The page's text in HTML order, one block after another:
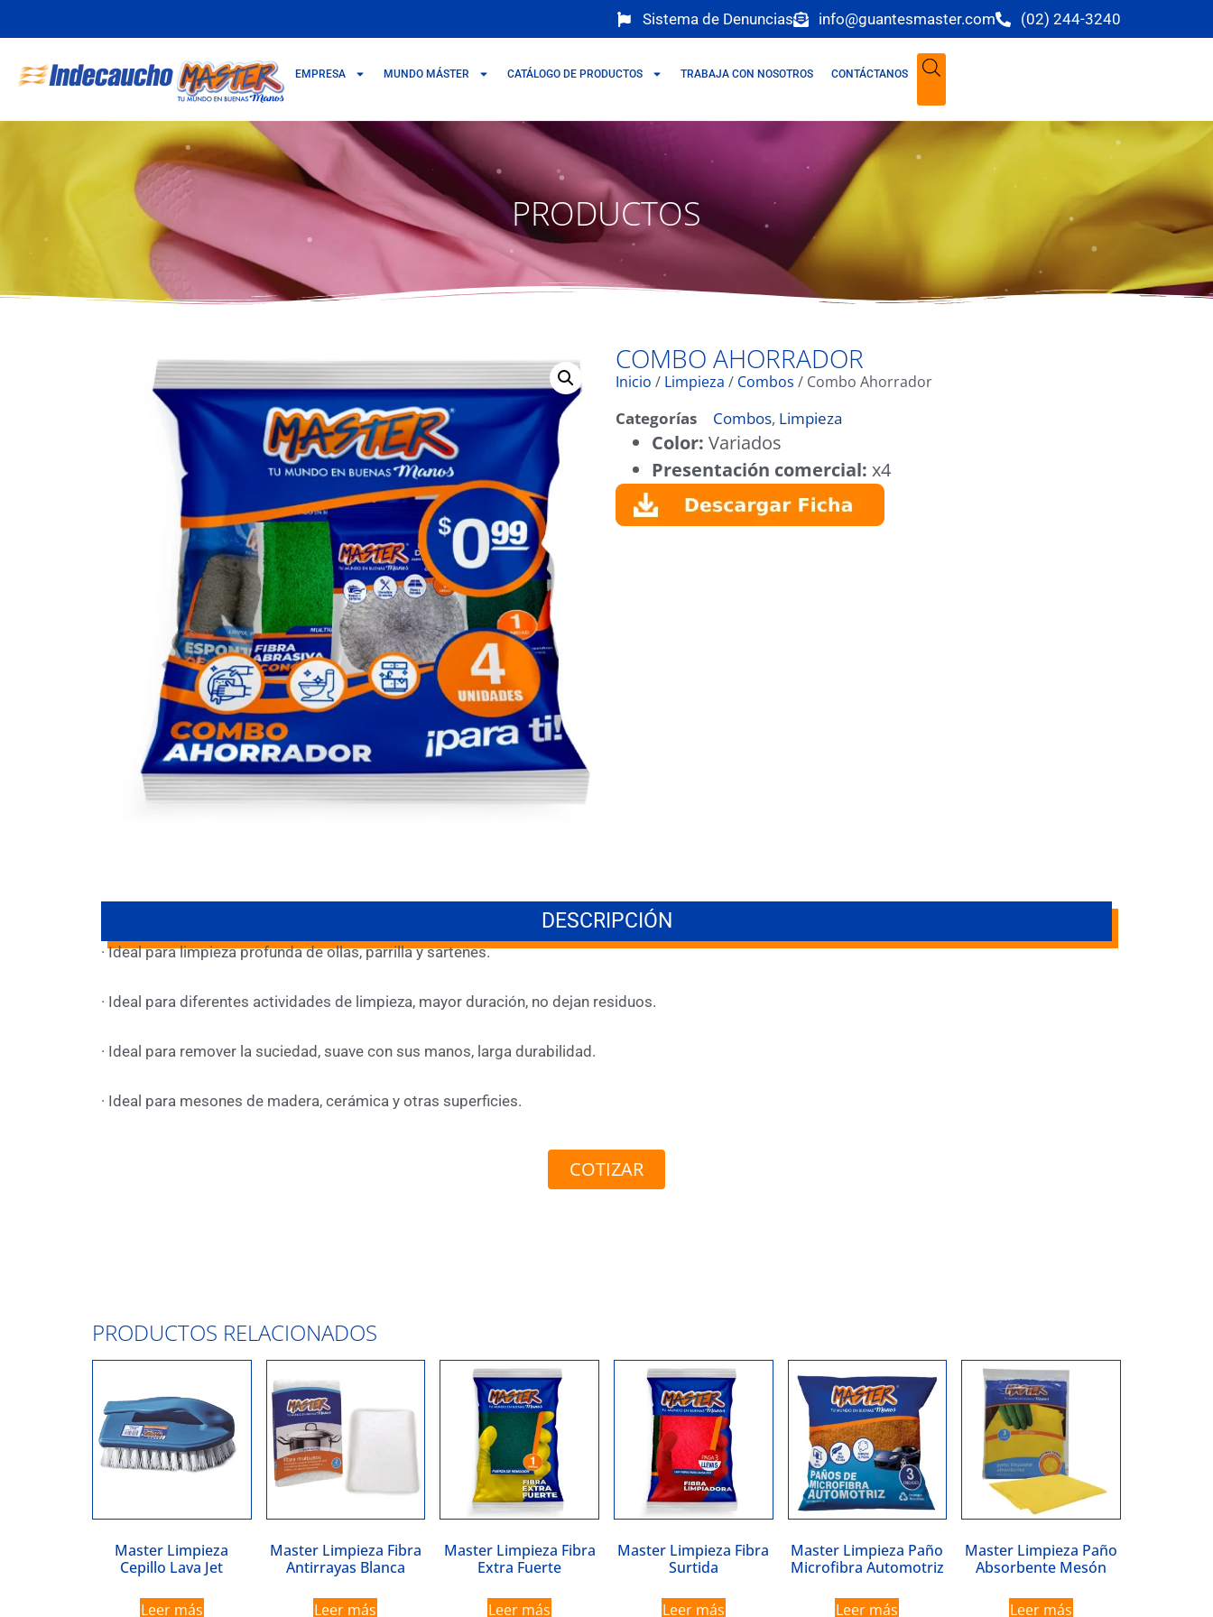
Sistema de Denuncias info@guantesmaster.com (02) 244-3240
EMPRESA MUNDO MÁSTER CATÁLOGO DE PRODUCTOS TRABAJA CON NOSOTROS CONTÁCTANOS
PRODUCTOS
COMBO AHORRADOR
Inicio / Limpieza / Combos / Combo Ahorrador
Categorías Combos, Limpieza
Color: Variados
Presentación comercial: x4
DESCRIPCIÓN
· Ideal para limpieza profunda de ollas, parrilla y sartenes.
· Ideal para diferentes actividades de limpieza, mayor duración, no dejan residuos.
· Ideal para remover la suciedad, suave con sus manos, larga durabilidad.
· Ideal para mesones de madera, cerámica y otras superficies.
COTIZAR
PRODUCTOS RELACIONADOS
Master Limpieza
Cepillo Lava Jet
Leer más
Master Limpieza Fibra
Antirrayas Blanca
Leer más
Master Limpieza Fibra
Extra Fuerte
Leer más
Master Limpieza Fibra
Surtida
Leer más
Master Limpieza Paño
Microfibra Automotriz
Leer más
Master Limpieza Paño
Absorbente Mesón
Leer más